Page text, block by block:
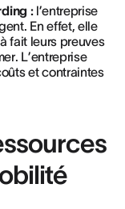
:l’entreprise
En effet, elle
fait leurs preuves
L’entreprise
et contraintes